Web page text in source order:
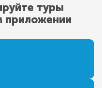
туры
приложении